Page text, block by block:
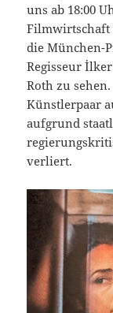
uns ab 18:00
Filmwirtschaft
die München-
Regisseur
Roth zu
Künstlerpaar
aufgrund
verliert.